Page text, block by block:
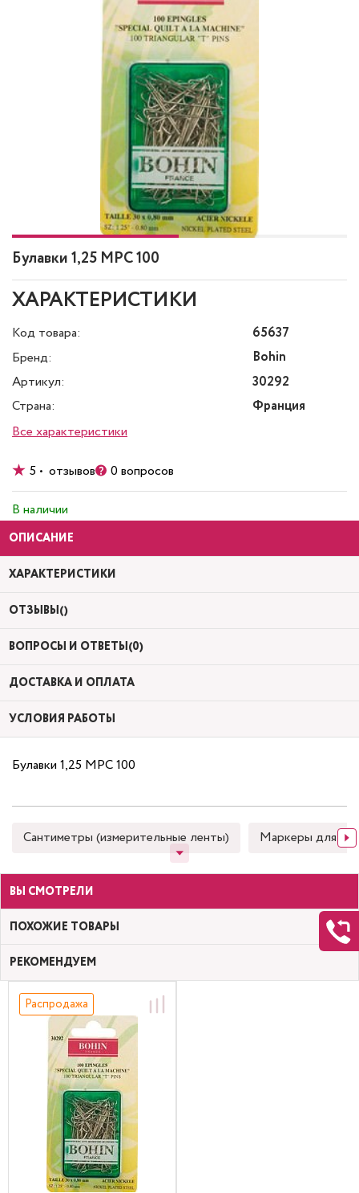
Булавки 1,25 MPC 100
ХАРАКТЕРИСТИКИ
Код товара:
65637
Бренд:
Bohin
Артикул:
30292
Страна:
Франция
Все характеристики
5 • отзывов 0 вопросов
В наличии
ОПИСАНИЕ
ХАРАКТЕРИСТИКИ
ОТЗЫВЫ()
ВОПРОСЫ И ОТВЕТЫ(0)
ДОСТАВКА И ОПЛАТА
УСЛОВИЯ РАБОТЫ
Булавки 1,25 MPC 100
Сантиметры (измерительные ленты) Маркеры для
ВЫ СМОТРЕЛИ
ПОХОЖИЕ ТОВАРЫ
РЕКОМЕНДУЕМ
Распродажа